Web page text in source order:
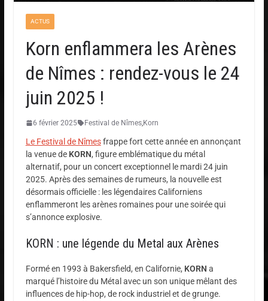
ACTUS
Korn enflammera les Arènes
de Nîmes : rendez-vous le 24
juin 2025 !
6 février 2025 Festival de Nîmes,Korn
Le Festival de Nîmesfrappe fort cette année en annonçant
la venue de KORN, figure emblématique du métal
alternatif, pour un concert exceptionnel le mardi 24 juin
2025. Après des semaines de rumeurs, la nouvelle est
désormais officielle : les légendaires Californiens
enflammeront les arènes romaines pour une soirée qui
s’annonce explosive.
KORN : une légende du Metal aux Arènes
Formé en 1993 à Bakersfield, en Californie, KORN a
marqué l’histoire du Métal avec un son unique mêlant des
influences de hip-hop, de rock industriel et de grunge.